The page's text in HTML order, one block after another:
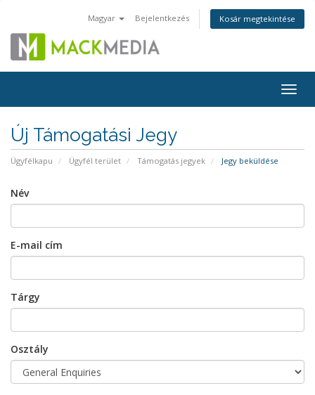
Magyar Bejelentkezés Kosár megtekintése
Új Támogatási Jegy
Ügyfélkapu Ügyfél terület Támogatás jegyek Jegy beküldése
Név
E-mail cím
Tárgy
Osztály